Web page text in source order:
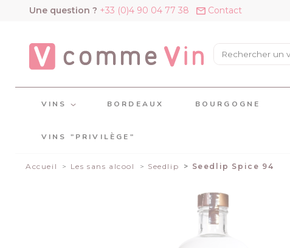
Une question ? +33 (0)4 90 04 77 38 Contact
VINS BORDEAUX BOURGOGNE
VINS "PRIVILÈGE"
Accueil Les sans alcool Seedlip Seedlip Spice 94
Panneau de gestion des cookies